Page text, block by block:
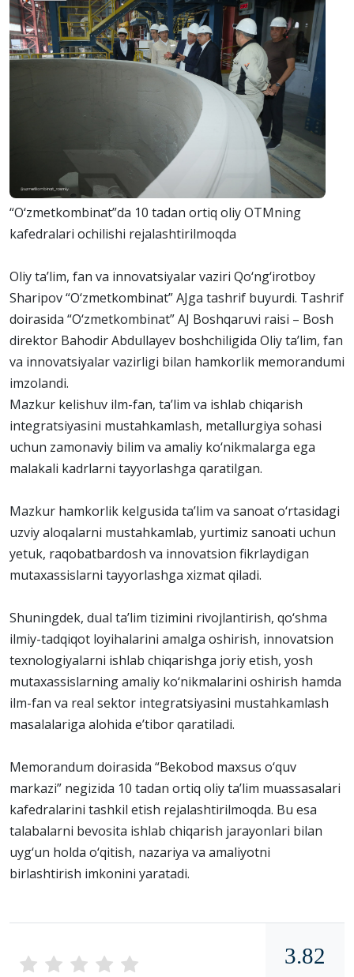
“O‘zmetkombinat”da 10 tadan ortiq oliy OTMning
kafedralari ochilishi rejalashtirilmoqda
Oliy ta’lim, fan va innovatsiyalar vaziri Qo‘ng‘irotboy
Sharipov “O‘zmetkombinat” AJga tashrif buyurdi. Tashrif
doirasida “O‘zmetkombinat” AJ Boshqaruvi raisi – Bosh
direktor Bahodir Abdullayev boshchiligida Oliy ta’lim, fan
va innovatsiyalar vazirligi bilan hamkorlik memorandumi
imzolandi.
Mazkur kelishuv ilm-fan, ta’lim va ishlab chiqarish
integratsiyasini mustahkamlash, metallurgiya sohasi
uchun zamonaviy bilim va amaliy ko‘nikmalarga ega
malakali kadrlarni tayyorlashga qaratilgan.
Mazkur hamkorlik kelgusida ta’lim va sanoat o‘rtasidagi
uzviy aloqalarni mustahkamlab, yurtimiz sanoati uchun
yetuk, raqobatbardosh va innovatsion fikrlaydigan
mutaxassislarni tayyorlashga xizmat qiladi.
Shuningdek, dual ta’lim tizimini rivojlantirish, qo‘shma
ilmiy-tadqiqot loyihalarini amalga oshirish, innovatsion
texnologiyalarni ishlab chiqarishga joriy etish, yosh
mutaxassislarning amaliy ko‘nikmalarini oshirish hamda
ilm-fan va real sektor integratsiyasini mustahkamlash
masalalariga alohida e’tibor qaratiladi.
Memorandum doirasida “Bekobod maxsus o‘quv
markazi” negizida 10 tadan ortiq oliy ta’lim muassasalari
kafedralarini tashkil etish rejalashtirilmoqda. Bu esa
talabalarni bevosita ishlab chiqarish jarayonlari bilan
uyg‘un holda o‘qitish, nazariya va amaliyotni
birlashtirish imkonini yaratadi.
3.82